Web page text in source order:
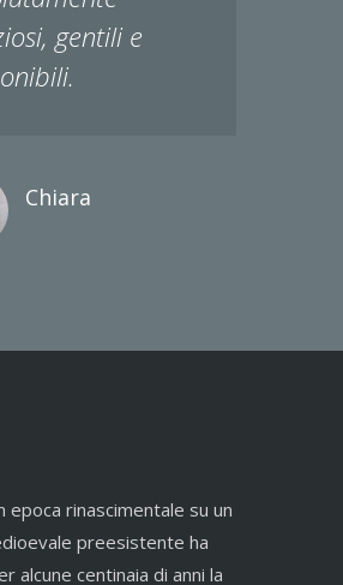
gentili e
Chiara
epoca rinascimentale su un
preesistente ha
alcune centinaia di anni la